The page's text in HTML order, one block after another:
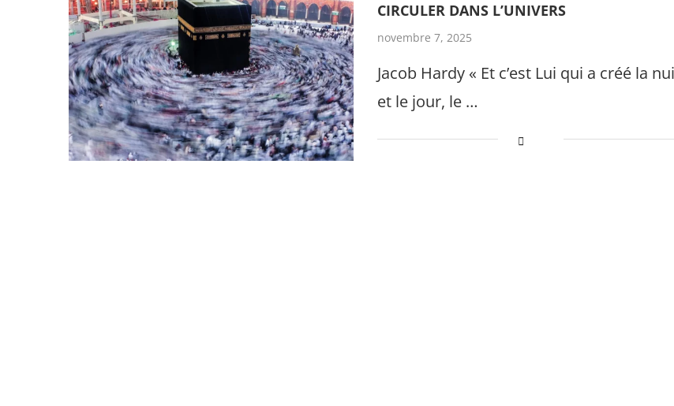
CIRCULER DANS L’UNIVERS
novembre 7, 2025
Jacob Hardy « Et c’est Lui qui a créé la
et le jour, le …